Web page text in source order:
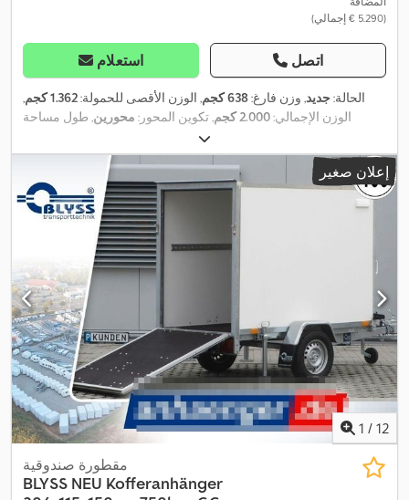
(‏5.290 € إجمالي)
استعلام اتصل
الحالة:جديد, وزن فارغ:638 كجم , الوزن الأقصى للحمولة:1.362 كجم
,
الوزن الإجمالي:2.000 كجم , تكوين المحور: محورين , طول مساحة
, عرض مساحة التحميل:
التحميل:1.800 مم , حجم مساحة التحميل:8,1 م³ , لون:رمادي, ارتفاع
البناء:2.360 مم , العرض التشغيلي: إعلان صغير
1 / 12
مقطورة صندوقية
BLYSS NEU Kofferanhänger